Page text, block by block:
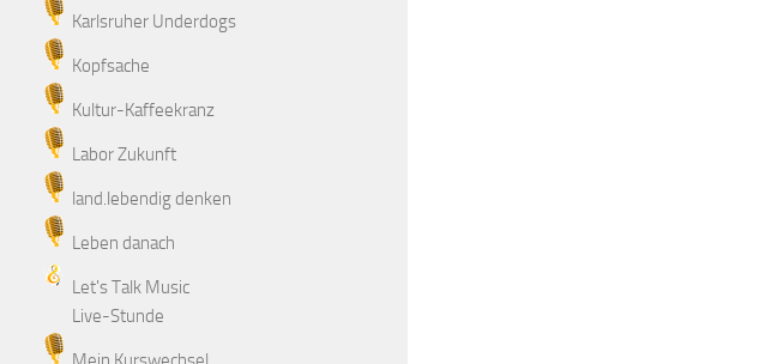
Karlsruher Underdogs
Kopfsache
Kultur-Kaffeekranz
Labor Zukunft
land.lebendig denken
Leben danach
Let's Talk Music
Live-Stunde